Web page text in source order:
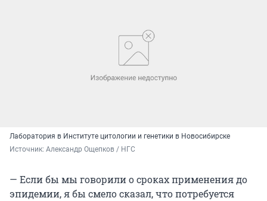
Лаборатория в Институте цитологии и генетики в Новосибирске
Источник: Александр Ощепков / НГС
— Если бы мы говорили о сроках применения до
эпидемии, я бы смело сказал, что потребуется